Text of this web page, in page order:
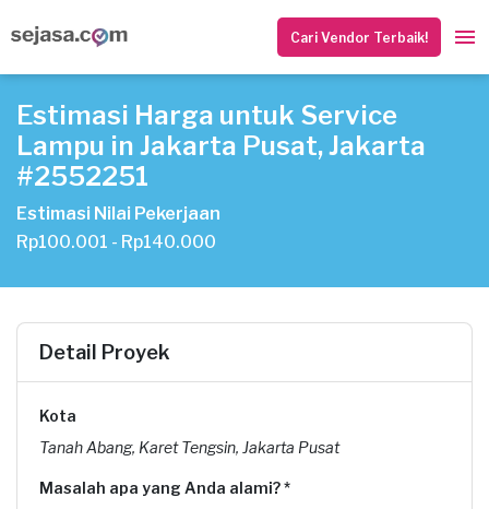
Cari Vendor Terbaik!
Estimasi Harga untuk Service
Lampu in Jakarta Pusat, Jakarta
#2552251
Estimasi Nilai Pekerjaan
Rp100.001 - Rp140.000
Detail Proyek
Kota
Tanah Abang, Karet Tengsin, Jakarta Pusat
Masalah apa yang Anda alami? *